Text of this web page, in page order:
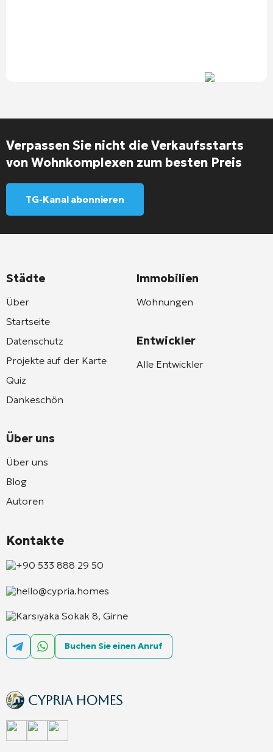
Verpassen Sie nicht die Verkaufsstarts
von Wohnkomplexen zum besten Preis
TG-Kanal abonnieren
Städte
Über
Startseite
Datenschutz
Projekte auf der Karte
Quiz
Dankeschön
Über uns
Über uns
Blog
Autoren
Immobilien
Wohnungen
Entwickler
Alle Entwickler
Kontakte
+90 533 888 29 50
hello@cypria.homes
Karsıyaka Sokak 8, Girne
Buchen Sie einen Anruf